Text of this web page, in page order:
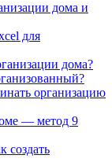
дома и
для
дома?
организацию
— метод 9
создать